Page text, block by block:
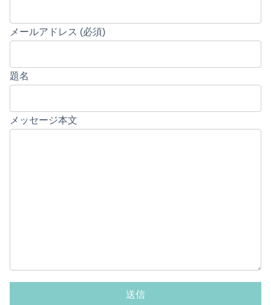
メールアドレス (必須)
題名
メッセージ本文